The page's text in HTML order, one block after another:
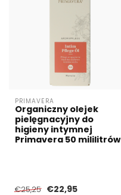
PRIMAVERA
Organiczny olejek
pielęgnacyjny do
higieny intymnej
Primavera 50 mililitrów
€25,25 €22,95